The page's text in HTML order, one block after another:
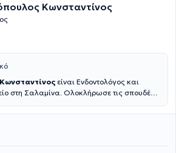
Κωνσταντίνος
είναι Ενδοντολόγος και
στη Σαλαμίνα. Ολοκλήρωσε τις σπουδές
για μια δεκαετία στην Πάτρα απ' όπου
όπου και έλαβε την ειδικότητά του
οποίο Πανεπιστήμιο ιδρύθηκε το 1926 και